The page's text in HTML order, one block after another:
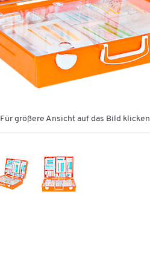
Für größere Ansicht auf das Bild klicken